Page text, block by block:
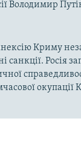
Володимир
Криму
санкції. Росія
окупації